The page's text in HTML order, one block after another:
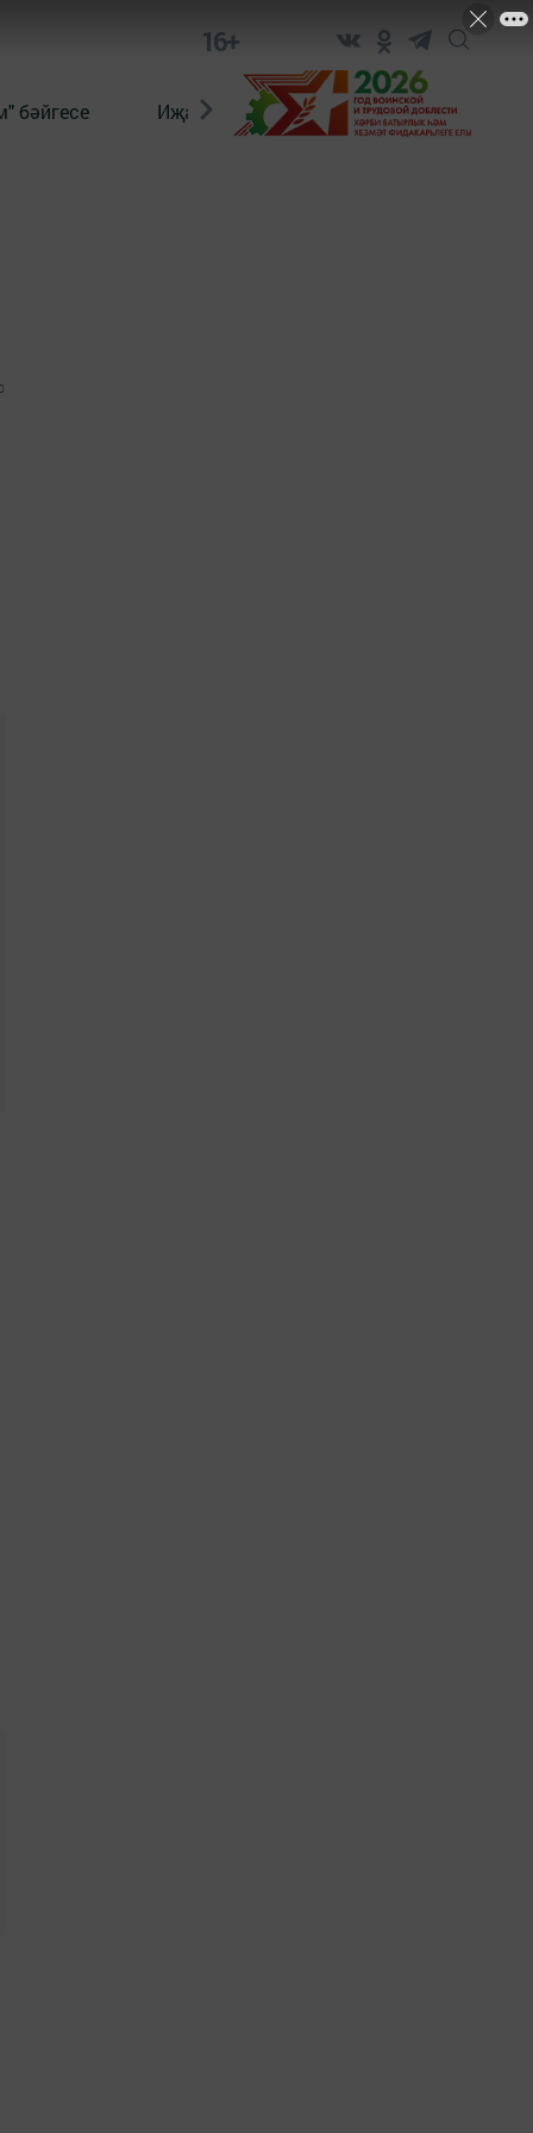
16+
бәйгесе Иҗат Реклама Онлайн